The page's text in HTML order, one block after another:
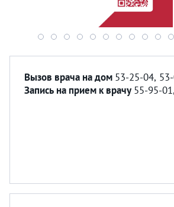
Вызов врача на дом 53-25-04,
Запись на прием к врачу55-95-